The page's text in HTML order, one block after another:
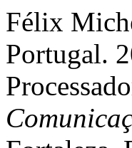
Félix
Portugal.